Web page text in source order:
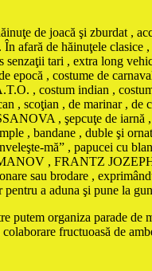
de joacă şi zburdat ,
de hăinuţele
tari , extra long
, costume de
, costum indian ,
scoţian , de marinar , de
, şepcuţe de iarnă
, bandane , duble şi
mă” , papucei cu
, FRANTZ
sau brodare ,
a aduna şi pune la
organiza parade
fructuoasă de